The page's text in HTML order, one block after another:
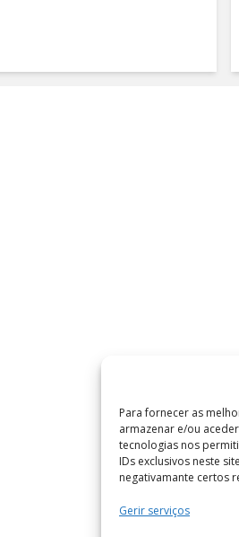
Para fornecer as
armazenar e/ou
tecnologias nos
IDs exclusivos neste
negativamante certos
Gerir serviços